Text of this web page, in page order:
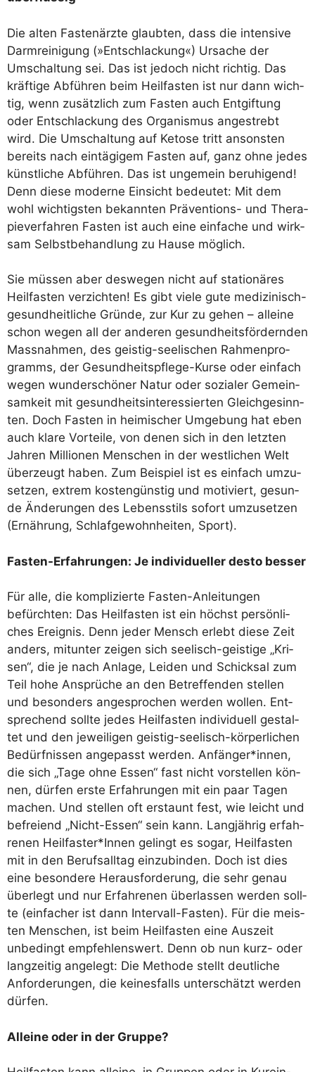
Die alten Fas­ten­ärz­te glaub­ten, dass die inten­si­ve
Darm­rei­ni­gung (»Ent­schla­ckung«) Ursa­che der
Umschal­tung sei. Das ist jedoch nicht rich­tig. Das
kräf­ti­ge Abfüh­ren beim Heil­fas­ten ist nur dann wich­
tig, wenn zusätz­lich zum Fas­ten auch Ent­gif­tung
oder Ent­schla­ckung des Orga­nis­mus ange­strebt
wird. Die Umschal­tung auf Keto­se tritt ansons­ten
bereits nach ein­tä­gi­gem Fas­ten auf, ganz ohne jedes
künst­li­che Abfüh­ren. Das ist unge­mein beru­hi­gend!
Denn die­se moder­ne Ein­sicht bedeu­tet: Mit dem
wohl wich­tigs­ten bekann­ten Prä­ven­ti­ons- und The­ra­
pie­ver­fah­ren Fas­ten ist auch eine ein­fa­che und wirk­
sam Selbst­be­hand­lung zu Hau­se möglich.
Sie müs­sen aber des­we­gen nicht auf sta­tio­nä­res
Heil­fas­ten ver­zich­ten! Es gibt vie­le gute medi­zi­nisch-
gesund­heit­li­che Grün­de, zur Kur zu gehen – allei­ne
schon wegen all der ande­ren gesund­heits­för­dern­den
Mass­nah­men, des geis­tig-see­li­schen Rah­men­pro­
gramms, der Gesund­heits­pfle­ge-Kur­se oder ein­fach
wegen wun­der­schö­ner Natur oder sozia­ler Gemein­
sam­keit mit gesund­heits­in­ter­es­sier­ten Gleich­ge­sinn­
ten. Doch Fas­ten in hei­mi­scher Umge­bung hat eben
auch kla­re Vor­tei­le, von denen sich in den letz­ten
Jah­ren Mil­lio­nen Men­schen in der west­li­chen Welt
über­zeugt haben. Zum Bei­spiel ist es ein­fach umzu­
set­zen, extrem kos­ten­güns­tig und moti­viert, gesun­
de Ände­run­gen des Lebens­stils sofort umzu­set­zen
(Ernäh­rung, Schlaf­ge­wohn­hei­ten, Sport).
Fas­ten-Erfah­run­gen: Je indi­vi­du­el­ler des­to besser
Für alle, die kom­pli­zier­te Fas­ten-Anlei­tun­gen
befürch­ten: Das Heil­fas­ten ist ein höchst per­sön­li­
ches Ereig­nis. Denn jeder Mensch erlebt die­se Zeit
anders, mit­un­ter zei­gen sich see­lisch-geis­ti­ge „Kri­
sen“, die je nach Anla­ge, Lei­den und Schick­sal zum
Teil hohe Ansprü­che an den Betref­fen­den stel­len
und beson­ders ange­spro­chen wer­den wol­len. Ent­
spre­chend soll­te jedes Heil­fas­ten indi­vi­du­ell gestal­
tet und den jewei­li­gen geis­tig-see­lisch-kör­per­li­chen
Bedürf­nis­sen ange­passt wer­den. Anfänger*innen,
die sich „Tage ohne Essen“ fast nicht vor­stel­len kön­
nen, dür­fen ers­te Erfah­run­gen mit ein paar Tagen
machen. Und stel­len oft erstaunt fest, wie leicht und
befrei­end „Nicht-Essen“ sein kann. Lang­jäh­rig erfah­
re­nen Heilfaster*Innen gelingt es sogar, Heil­fas­ten
mit in den Berufs­all­tag ein­zu­bin­den. Doch ist dies
eine beson­de­re Her­aus­for­de­rung, die sehr genau
über­legt und nur Erfah­re­nen über­las­sen wer­den soll­
te (ein­fa­cher ist dann Inter­vall-Fas­ten). Für die meis­
ten Men­schen, ist beim Heil­fas­ten eine Aus­zeit
unbe­dingt emp­feh­lens­wert. Denn ob nun kurz- oder
lang­zei­tig ange­legt: Die Metho­de stellt deut­li­che
Anfor­de­run­gen, die kei­nes­falls unter­schätzt wer­den
dürfen.
Allei­ne oder in der Gruppe?